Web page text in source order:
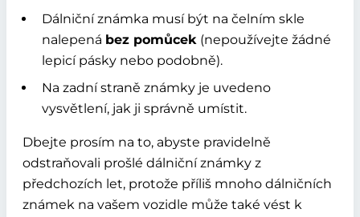
Dálniční známka musí být na čelním skle
nalepená bez pomůcek (nepoužívejte žádné
lepicí pásky nebo podobně).
Na zadní straně známky je uvedeno
vysvětlení, jak ji správně umístit.
Dbejte prosím na to, abyste pravidelně
odstraňovali prošlé dálniční známky z
předchozích let, protože příliš mnoho dálničních
známek na vašem vozidle může také vést k